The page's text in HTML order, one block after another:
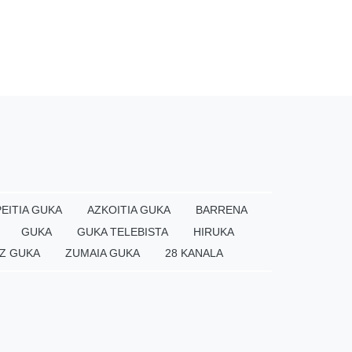
GUKA AZKOITIA GUKA
BARRENA
GUKA
GUKA TELEBISTA
HIRUKA
GUKA
ZUMAIA GUKA 28 KANALA